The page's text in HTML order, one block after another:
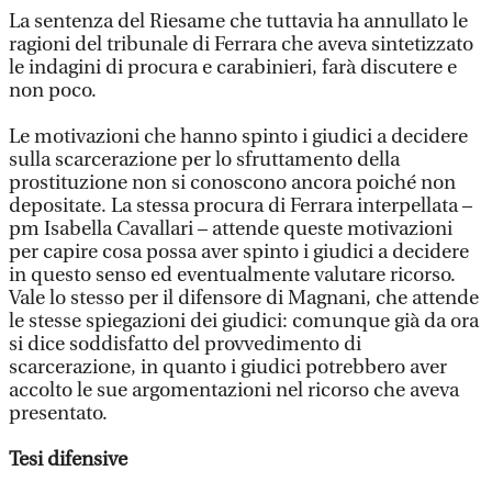
La sentenza del Riesame che tuttavia ha annullato le
ragioni del tribunale di Ferrara che aveva sintetizzato
le indagini di procura e carabinieri, farà discutere e
non poco.
Le motivazioni che hanno spinto i giudici a decidere
sulla scarcerazione per lo sfruttamento della
prostituzione non si conoscono ancora poiché non
depositate. La stessa procura di Ferrara interpellata –
pm Isabella Cavallari – attende queste motivazioni
per capire cosa possa aver spinto i giudici a decidere
in questo senso ed eventualmente valutare ricorso.
Vale lo stesso per il difensore di Magnani, che attende
le stesse spiegazioni dei giudici: comunque già da ora
si dice soddisfatto del provvedimento di
scarcerazione, in quanto i giudici potrebbero aver
accolto le sue argomentazioni nel ricorso che aveva
presentato.
Tesi difensive